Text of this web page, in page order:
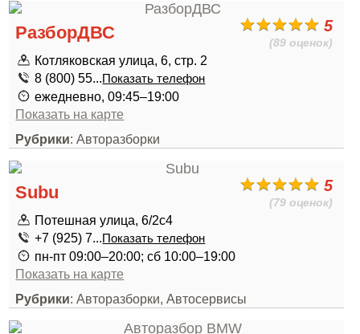
5
(89 оценок)
РазборДВС
Котляковская улица, 6, стр. 2
8 (800) 55...Показать телефон
ежедневно, 09:45–19:00
Показать на карте
Рубрики: Авторазборки
5
(79 оценок)
Subu
Потешная улица, 6/2с4
+7 (925) 7...Показать телефон
пн-пт 09:00–20:00; сб 10:00–19:00
Показать на карте
Рубрики: Авторазборки, Автосервисы